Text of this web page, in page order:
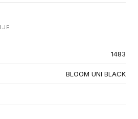
1483
BLOOM UNI BLACK